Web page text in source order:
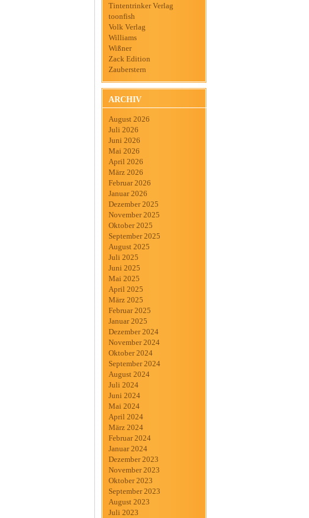
Tintentrinker Verlag
toonfish
Volk Verlag
Williams
Wißner
Zack Edition
Zauberstern
ARCHIV
August 2026
Juli 2026
Juni 2026
Mai 2026
April 2026
März 2026
Februar 2026
Januar 2026
Dezember 2025
November 2025
Oktober 2025
September 2025
August 2025
Juli 2025
Juni 2025
Mai 2025
April 2025
März 2025
Februar 2025
Januar 2025
Dezember 2024
November 2024
Oktober 2024
September 2024
August 2024
Juli 2024
Juni 2024
Mai 2024
April 2024
März 2024
Februar 2024
Januar 2024
Dezember 2023
November 2023
Oktober 2023
September 2023
August 2023
Juli 2023